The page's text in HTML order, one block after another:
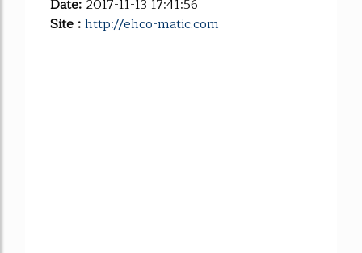
Date: 2017-11-13 17:41:56
Site :http://ehco-matic.com